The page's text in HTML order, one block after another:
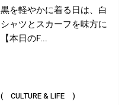
黒を軽やかに着る日は、白
シャツとスカーフを味方に
【本日のF...
( CULTURE & LIFE )